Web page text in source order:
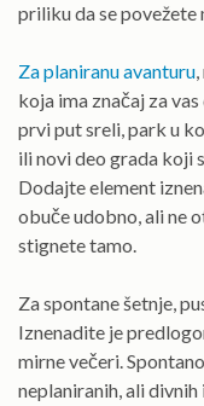
priliku da se povežete
Za planiranu avanturu
koja ima značaj za
prvi put sreli, park u
ili novi deo grada koji
Dodajte element
obuče udobno, ali ne
stignete tamo.
Za spontane šetnje,
Iznenadite je
mirne večeri.
neplaniranih, ali